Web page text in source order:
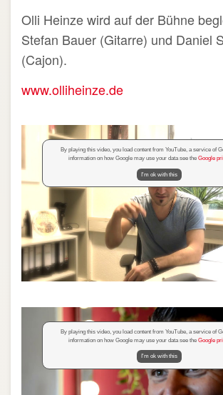
Olli Heinze wird auf der Bühne
Stefan Bauer (Gitarre) und Daniel
(Cajon).
www.olliheinze.de
By playing this video, you load content from YouTube, a service of
information on how Google may use your data see the Google
I'm ok with this
By playing this video, you load content from YouTube, a service of
information on how Google may use your data see the Google
I'm ok with this